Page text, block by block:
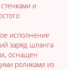
и
исполнение
заряд шланга
оснащен
роликами из